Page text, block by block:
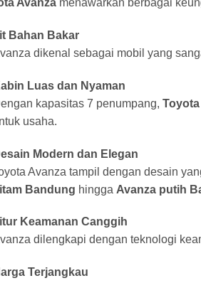
Avanza menawarkan berbagai
Bahan Bakar
dikenal sebagai mobil yang
Luas dan Nyaman
kapasitas 7 penumpang,
usaha.
Modern dan Elegan
Avanza tampil dengan desain
Bandung hingga Avanza putih
Keamanan Canggih
dilengkapi dengan teknologi
Terjangkau